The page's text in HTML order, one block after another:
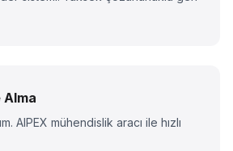
Alma
AIPEX mühendislik aracı ile hızlı